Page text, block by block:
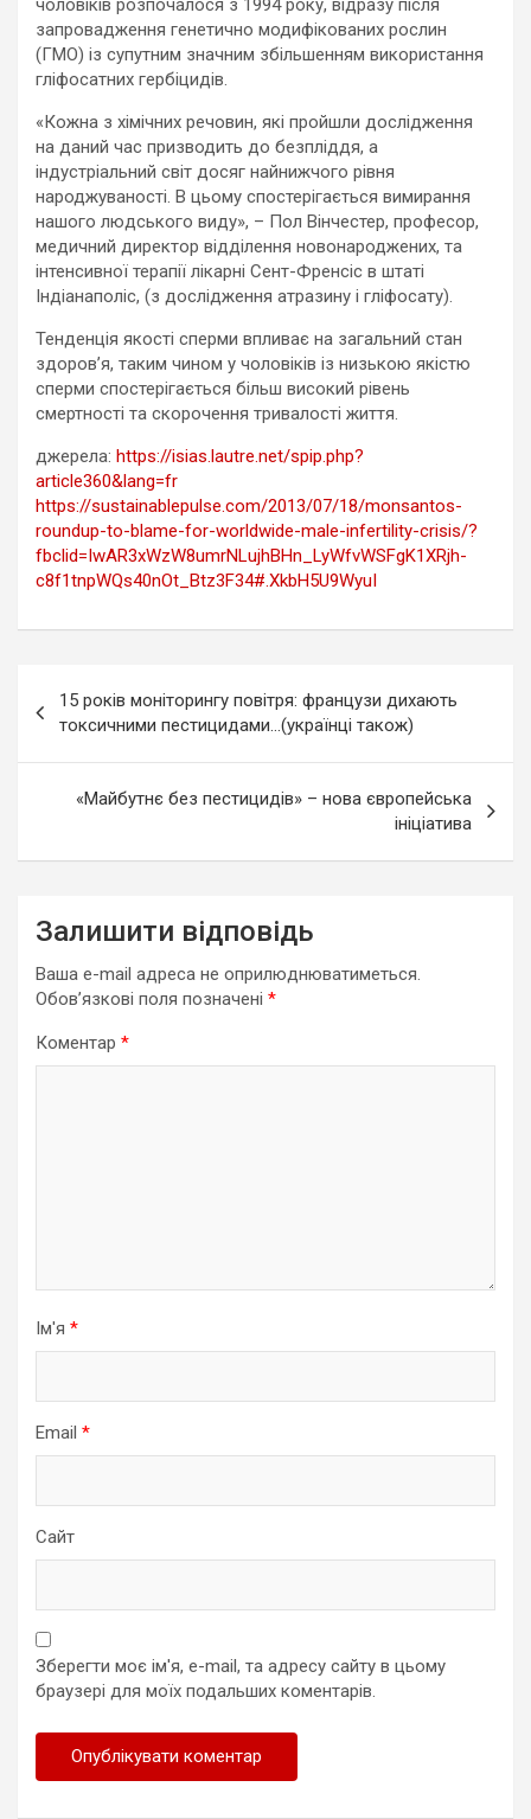
запровадження генетично модифікованих рослин
(ГМО) із супутним значним збільшенням використання
гліфосатних гербіцидів.
«Кожна з хімічних речовин, які пройшли дослідження
на даний час призводить до безпліддя, а
індустріальний світ досяг найнижчого рівня
народжуваності. В цьому спостерігається вимирання
нашого людського виду», – Пол Вінчестер, професор,
медичний директор відділення новонароджених, та
інтенсивної терапії лікарні Сент-Френсіс в штаті
Індіанаполіс, (з дослідження атразину і гліфосату).
Тенденція якості сперми впливає на загальний стан
здоров’я, таким чином у чоловіків із низькою якістю
сперми спостерігається більш високий рівень
смертності та скорочення тривалості життя.
джерела: https://isias.lautre.net/spip.php?
article360&lang=fr
https://sustainablepulse.com/2013/07/18/monsantos-
roundup-to-blame-for-worldwide-male-infertility-crisis/?
fbclid=IwAR3xWzW8umrNLujhBHn_LyWfvWSFgK1XRjh-
c8f1tnpWQs40nOt_Btz3F34#.XkbH5U9WyuI
записів
15 років моніторингу повітря: французи дихають
токсичними пестицидами…(українці також)
«Майбутнє без пестицидів» – нова європейська
ініціатива
Залишити відповідь
Ваша e-mail адреса не оприлюднюватиметься.
Обов’язкові поля позначені *
Коментар *
Ім'я *
Email *
Сайт
Зберегти моє ім'я, e-mail, та адресу сайту в цьому
браузері для моїх подальших коментарів.